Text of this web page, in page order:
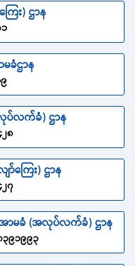
ေး) ဌာန
ဌာန
ပ်လက်ခံ) ဌာန
၈
ကြေး) ဌာန
၇
းအာမခံ (အလုပ်လက်ခံ) ဌာန
၃၉၁၉၉၃